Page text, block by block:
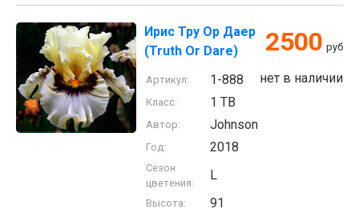
Ирис Тру Ор Даер
(Truth Or Dare)
2500 руб
нет в наличии
Артикул: 1-888
Класс: 1 TB
Автор: Johnson
Год: 2018
Сезон
цветения:
L
Высота: 91